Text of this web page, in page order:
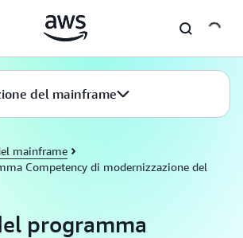
del mainframe
mainframe
Competency di modernizzazione del
programma